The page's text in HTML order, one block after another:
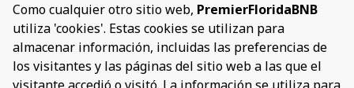
Como cualquier otro sitio web, PremierFloridaBNB
utiliza 'cookies'. Estas cookies se utilizan para
almacenar información, incluidas las preferencias de
los visitantes y las páginas del sitio web a las que el